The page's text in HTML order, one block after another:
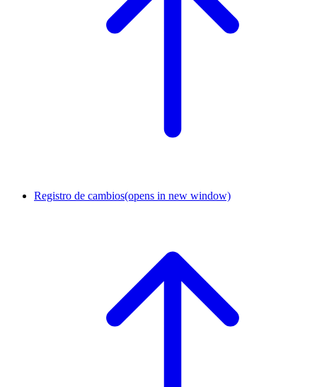
Registro de cambios(opens in new window)